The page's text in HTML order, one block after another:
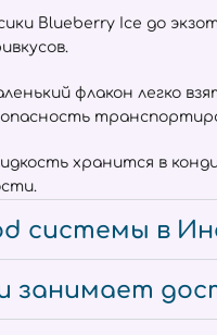
Blueberry Ice до
флакон легко
хранится в
системы в
занимает